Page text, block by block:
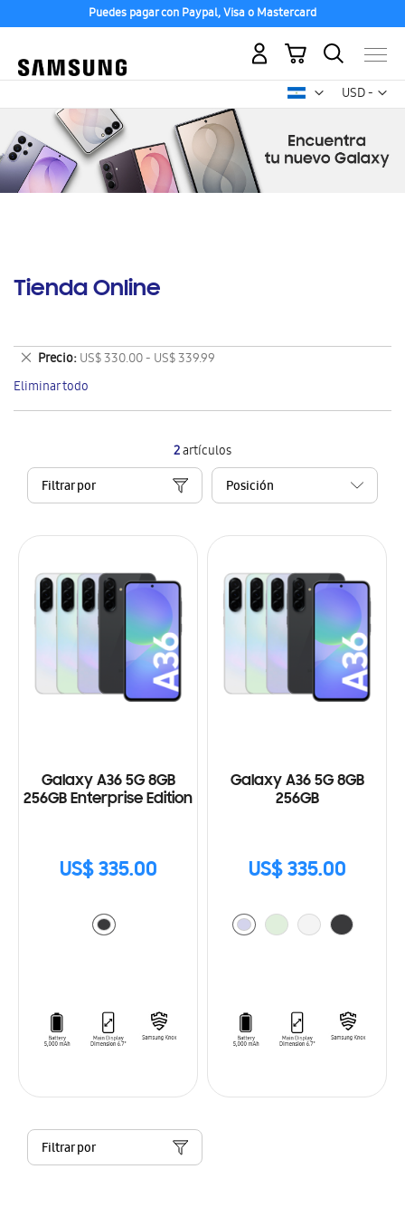
Puedes pagar con Paypal, Visa o Mastercard
USD -
dólar
Mi carrito
Tienda Online
2artículos
Filtrar por
Galaxy A36 5G 8GB
256GB Enterprise Edition
US$ 335.00
Galaxy A36 5G 8GB
256GB
US$ 335.00
Filtrar por
Precio US$ 330.00 - US$ 339.99
Eliminar
este
artículo
Eliminar todo